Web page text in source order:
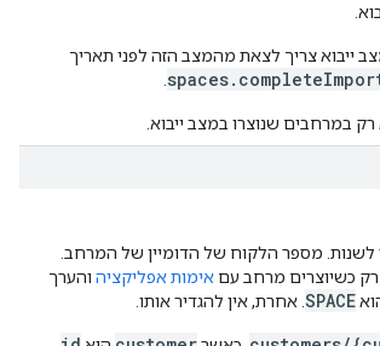
ייבוא צריך לצאת מהמצב הזה לפני תאריך
במרחבים שנוצרו במצב ייבוא.
לשנות. מספר הלקוח של הדומיין של המרחב.
כשיוצרים מרחב עם אימות אפליקציה והערך
SPACE . אחרת, אין להגדיר אותו.